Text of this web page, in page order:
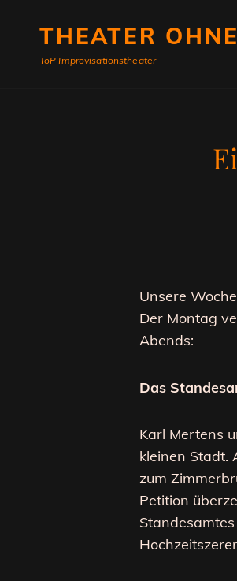
THEATER
ToP Improvisationstheater
Unsere
Der Montag
Abends:
Das
Karl Mertens
kleinen Stadt.
zum
Petition